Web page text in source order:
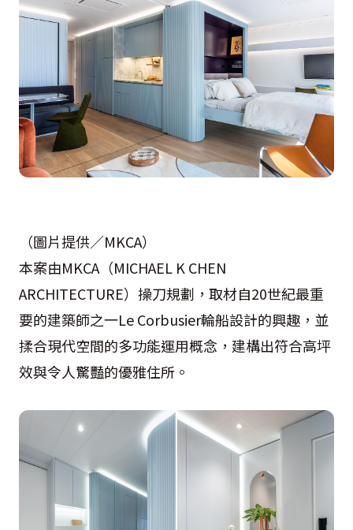
（圖片提供／MKCA）
本案由MKCA（MICHAEL K CHEN
ARCHITECTURE）操刀規劃，取材自20世紀最重
要的建築師之一Le Corbusier輪船設計的興趣，並
揉合現代空間的多功能運用概念，建構出符合高坪
效與令人驚豔的優雅住所。